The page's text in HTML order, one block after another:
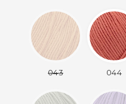
043 044